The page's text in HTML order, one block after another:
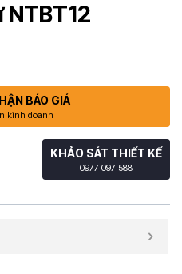
BÁO GIÁ
kinh doanh
KHẢO SÁT THIẾT KẾ
0977 097 588